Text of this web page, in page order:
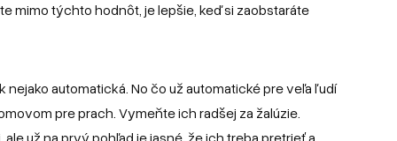
mimo týchto hodnôt, je lepšie, keď si zaobstaráte
automatická. No čo už automatické pre veľa ľudí
pre prach. Vymeňte ich radšej za žalúzie.